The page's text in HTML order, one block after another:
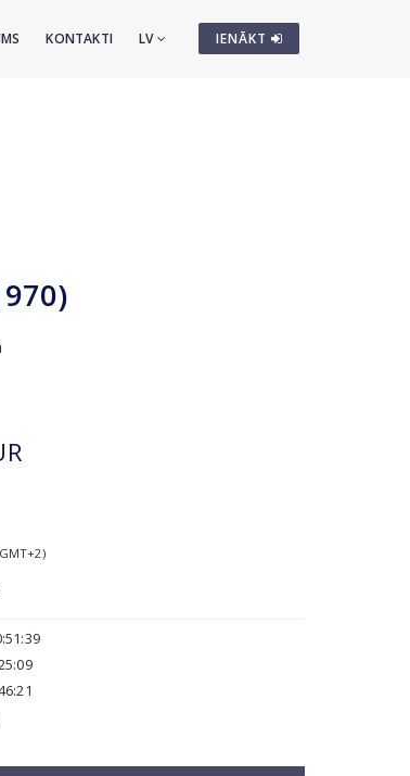
IENĀKT
KONTAKTI LV